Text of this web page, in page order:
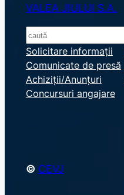
VALEA JIULUI S.A.
S
e
a
r
c
Solicitare informații
Comunicate de presă
Achiziții/Anunțuri
Concursuri angajare
© CEVJ